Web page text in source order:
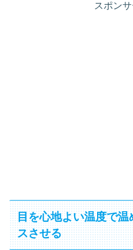
スポン
目を心地よい温度で
スさせる